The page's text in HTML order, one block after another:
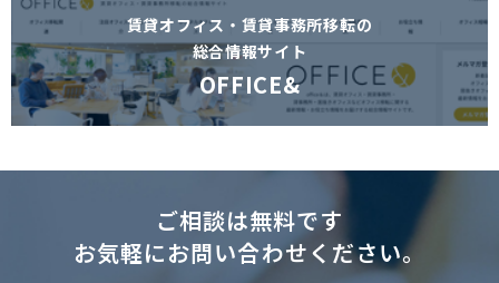
賃貸オフィス・賃貸事務所移転の
総合情報サイト
OFFICE&
ご相談は無料です
お気軽にお問い合わせください。